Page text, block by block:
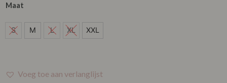
Maat
M
S M L XL XXL
Voeg toe aan verlanglijst